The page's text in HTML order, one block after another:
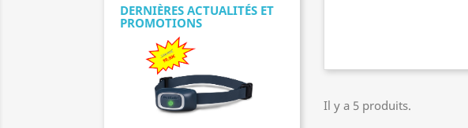
DERNIÈRES ACTUALITÉS ET
PROMOTIONS
Il y a 5 produits.